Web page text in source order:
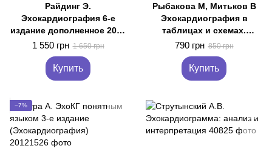
Райдинг Э.
Эхокардиография 6-е
издание дополненное 2022
год руководство по ЭХО
1 550 грн 1 650 грн
Купить
Рыбакова М, Митьков В
Эхокардиография в
таблицах и схемах.
Настольный справочник
790 грн 850 грн
Купить
−7%